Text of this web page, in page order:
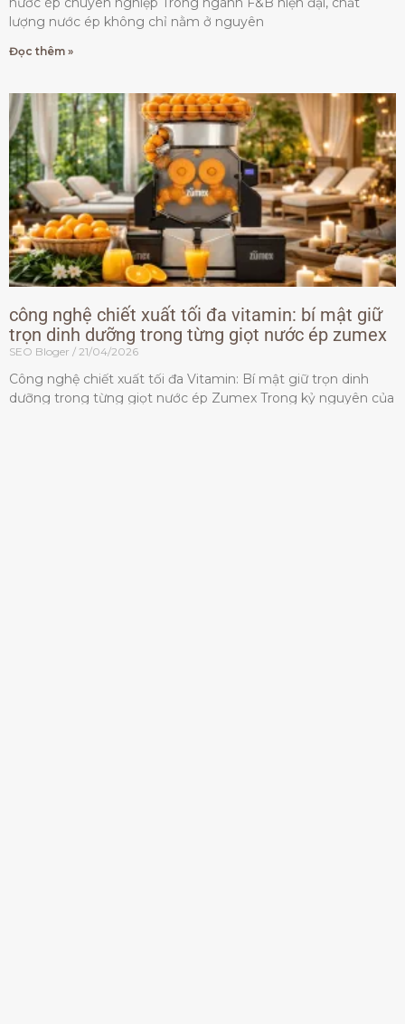
lượng nước ép không chỉ nằm ở nguyên
Đọc thêm »
công nghệ chiết xuất tối đa vitamin: bí mật giữ
trọn dinh dưỡng trong từng giọt nước ép zumex
SEO Bloger 21/04/2026
Công nghệ chiết xuất tối đa Vitamin: Bí mật giữ trọn dinh
dưỡng trong từng giọt nước ép Zumex Trong kỷ nguyên của